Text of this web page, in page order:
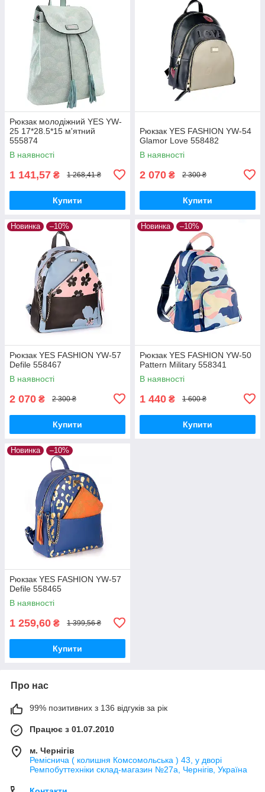
Рюкзак молодіжний YES YW-
25 17*28.5*15 м'ятний
555874
В наявності
1 141,57 ₴ 1 268,41 ₴
Купити
Рюкзак YES FASHION YW-54
Glamor Love 558482
В наявності
2 070 ₴ 2 300 ₴
Купити
Новинка –10%
Рюкзак YES FASHION YW-57
Defile 558467
В наявності
2 070 ₴ 2 300 ₴
Купити
Новинка –10%
Рюкзак YES FASHION YW-50
Рattern Military 558341
В наявності
1 440 ₴ 1 600 ₴
Купити
Новинка –10%
Рюкзак YES FASHION YW-57
Defile 558465
В наявності
1 259,60 ₴ 1 399,56 ₴
Купити
Про нас
99% позитивних з 136 відгуків за рік
Працює з 01.07.2010
м. Чернігів
Реміснича ( колишня Комсомольська ) 43, у дворі
Ремпобуттехніки склад-магазин №27a, Чернігів, Україна